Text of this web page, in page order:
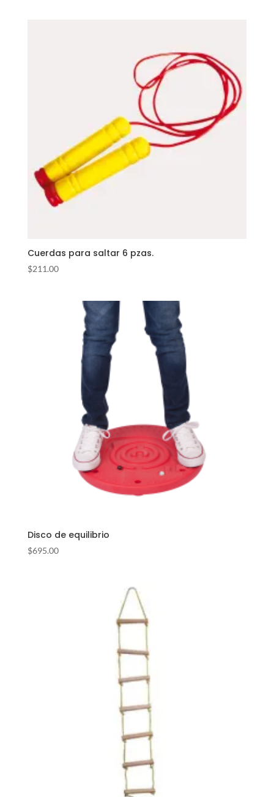
Cuerdas para saltar 6 pzas.
$211.00
Disco de equilibrio
$695.00